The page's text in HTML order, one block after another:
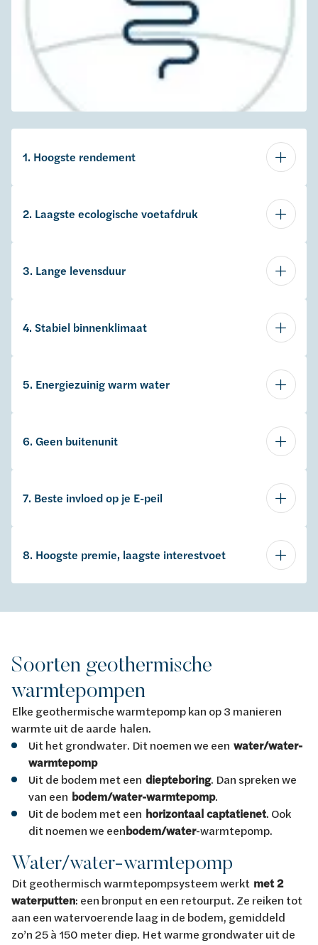
1. Hoogste rendement
2. Laagste ecologische voetafdruk
3. Lange levensduur
4. Stabiel binnenklimaat
5. Energiezuinig warm water
6. Geen buitenunit
7. Beste invloed op je E-peil
8. Hoogste premie, laagste interestvoet
Soorten geothermische
warmtepompen
Elke geothermische warmtepomp kan op 3 manieren
warmte uit de aarde halen.
Uit het grondwater. Dit noemen we een water/water-
warmtepomp
Uit de bodem met een diepteboring. Dan spreken we
van een bodem/water-warmtepomp.
Uit de bodem met een horizontaal captatienet. Ook
dit noemen we eenbodem/water-warmtepomp.
Water/water-warmtepomp
Dit geothermisch warmtepompsysteem werkt met 2
waterputten: een bronput en een retourput. Ze reiken tot
aan een watervoerende laag in de bodem, gemiddeld
zo’n 25 à 150 meter diep. Het warme grondwater uit de